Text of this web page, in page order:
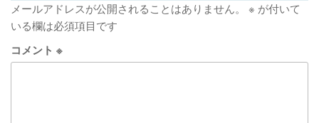
メールアドレスが公開されることはありません。 ※ が付いて
いる欄は必須項目です
コメント ※